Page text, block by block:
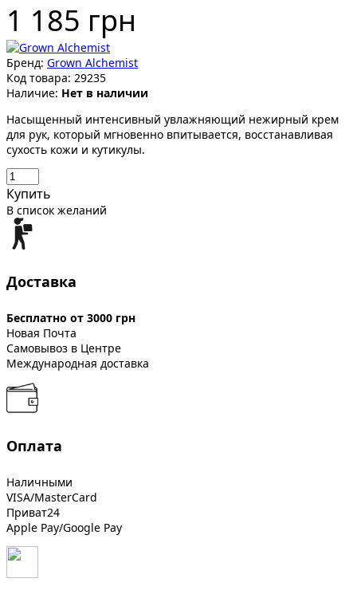
1 185 грн
Бренд: Grown Alchemist
Код товара: 29235
Наличие: Нет в наличии
Насыщенный интенсивный увлажняющий нежирный крем
для рук, который мгновенно впитывается, восстанавливая
сухость кожи и кутикулы.
Купить
В список желаний
Доставка
Бесплатно от 3000 грн
Новая Почта
Самовывоз в Центре
Международная доставка
Оплата
Наличными
VISA/MasterCard
Приват24
Apple Pay/Google Pay